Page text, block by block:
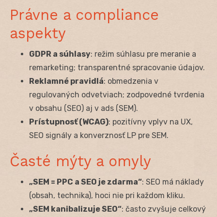
Právne a compliance
aspekty
GDPR a súhlasy: režim súhlasu pre meranie a
remarketing; transparentné spracovanie údajov.
Reklamné pravidlá: obmedzenia v
regulovaných odvetviach; zodpovedné tvrdenia
v obsahu (SEO) aj v ads (SEM).
Prístupnosť (WCAG): pozitívny vplyv na UX,
SEO signály a konverznosť LP pre SEM.
Časté mýty a omyly
„SEM = PPC a SEO je zdarma“: SEO má náklady
(obsah, technika), hoci nie pri každom kliku.
„SEM kanibalizuje SEO“: často zvyšuje celkový